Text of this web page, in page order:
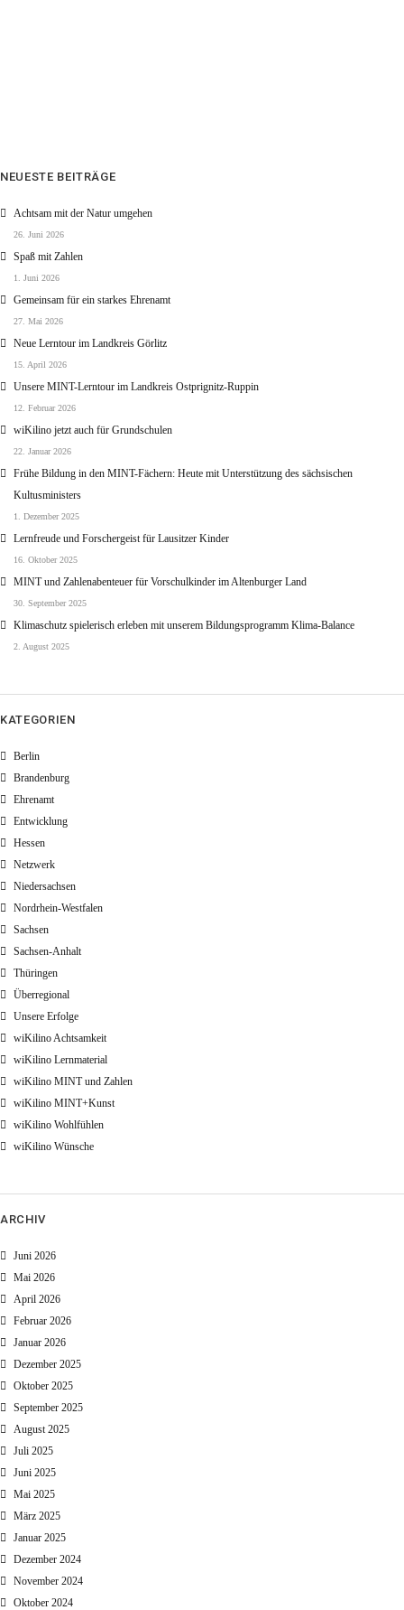
NEUESTE BEITRÄGE
Achtsam mit der Natur umgehen
26. Juni 2026
Spaß mit Zahlen
1. Juni 2026
Gemeinsam für ein starkes Ehrenamt
27. Mai 2026
Neue Lerntour im Landkreis Görlitz
15. April 2026
Unsere MINT-Lerntour im Landkreis Ostprignitz-Ruppin
12. Februar 2026
wiKilino jetzt auch für Grundschulen
22. Januar 2026
Frühe Bildung in den MINT-Fächern: Heute mit Unterstützung des sächsischen
Kultusministers
1. Dezember 2025
Lernfreude und Forschergeist für Lausitzer Kinder
16. Oktober 2025
MINT und Zahlenabenteuer für Vorschulkinder im Altenburger Land
30. September 2025
Klimaschutz spielerisch erleben mit unserem Bildungsprogramm Klima-Balance
2. August 2025
KATEGORIEN
Berlin
Brandenburg
Ehrenamt
Entwicklung
Hessen
Netzwerk
Niedersachsen
Nordrhein-Westfalen
Sachsen
Sachsen-Anhalt
Thüringen
Überregional
Unsere Erfolge
wiKilino Achtsamkeit
wiKilino Lernmaterial
wiKilino MINT und Zahlen
wiKilino MINT+Kunst
wiKilino Wohlfühlen
wiKilino Wünsche
ARCHIV
Juni 2026
Mai 2026
April 2026
Februar 2026
Januar 2026
Dezember 2025
Oktober 2025
September 2025
August 2025
Juli 2025
Juni 2025
Mai 2025
März 2025
Januar 2025
Dezember 2024
November 2024
Oktober 2024